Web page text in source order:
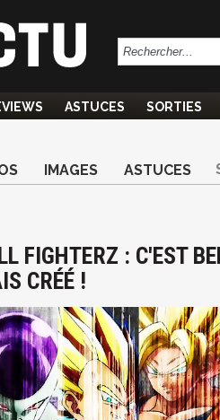
ASTUCES SORTIES
IMAGES ASTUCES
FIGHTERZ : C'EST
CRÉÉ !